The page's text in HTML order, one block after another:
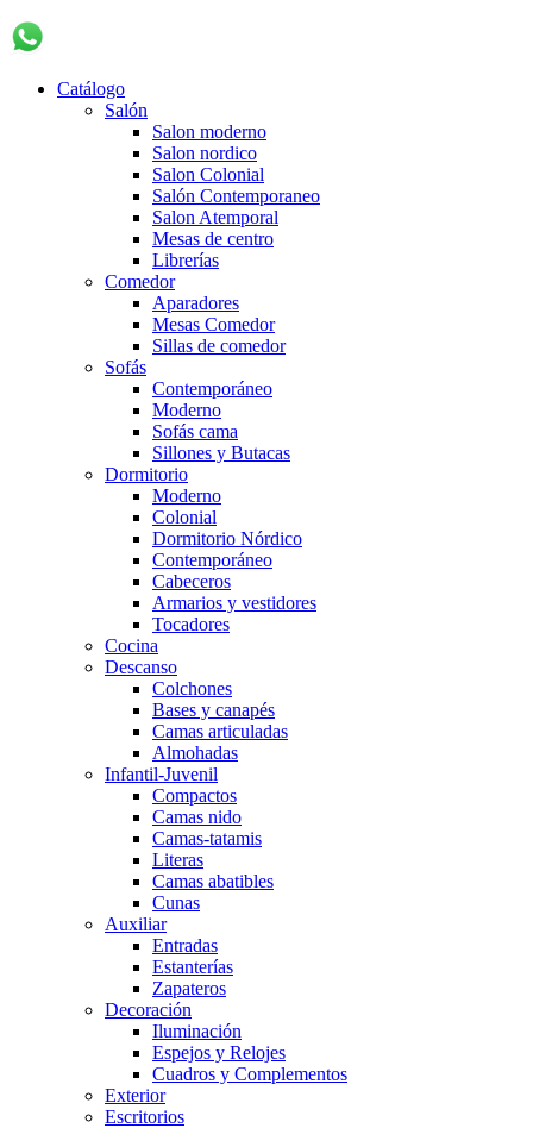
Catálogo
Salón
Salon moderno
Salon nordico
Salon Colonial
Salón Contemporaneo
Salon Atemporal
Mesas de centro
Librerías
Comedor
Aparadores
Mesas Comedor
Sillas de comedor
Sofás
Contemporáneo
Moderno
Sofás cama
Sillones y Butacas
Dormitorio
Moderno
Colonial
Dormitorio Nórdico
Contemporáneo
Cabeceros
Armarios y vestidores
Tocadores
Cocina
Descanso
Colchones
Bases y canapés
Camas articuladas
Almohadas
Infantil-Juvenil
Compactos
Camas nido
Camas-tatamis
Literas
Camas abatibles
Cunas
Auxiliar
Entradas
Estanterías
Zapateros
Decoración
Iluminación
Espejos y Relojes
Cuadros y Complementos
Exterior
Escritorios